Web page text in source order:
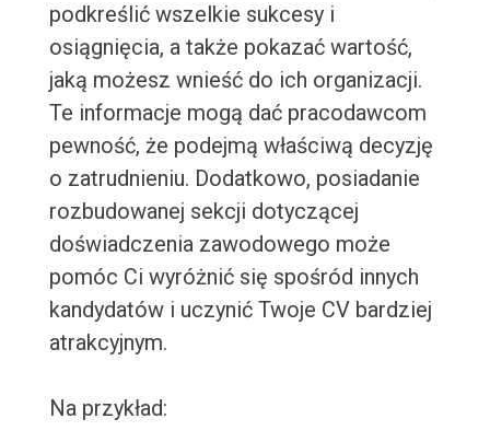
podkreślić wszelkie sukcesy i
osiągnięcia, a także pokazać wartość,
jaką możesz wnieść do ich organizacji.
Te informacje mogą dać pracodawcom
pewność, że podejmą właściwą decyzję
o zatrudnieniu. Dodatkowo, posiadanie
rozbudowanej sekcji dotyczącej
doświadczenia zawodowego może
pomóc Ci wyróżnić się spośród innych
kandydatów i uczynić Twoje CV bardziej
atrakcyjnym.
Na przykład: